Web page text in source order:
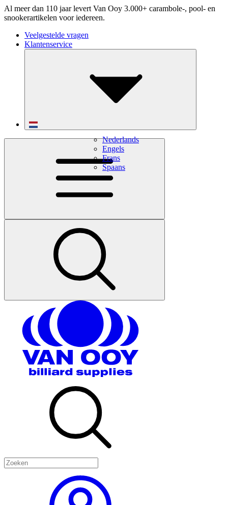
Al meer dan 110 jaar levert Van Ooy 3.000+ carambole-, pool- en
snookerartikelen voor iedereen.
Veelgestelde vragen
Klantenservice
Nederlands
Engels
Frans
Spaans